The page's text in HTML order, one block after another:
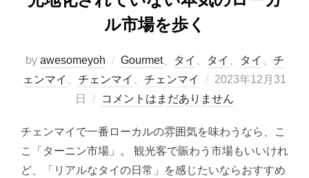
ル市場を歩く
by awesomeyoh Gourmet、 タイ タイ タイ
チ
ェンマイ
チェンマイ チェンマイ
投
稿
2023年12月31
日
コメントはまだありません
チェンマイで一番ローカルの雰囲気を味わうなら、こ
こ「ターニン市場」。 観光客で賑わう市場もいいけれ
ど、「リアルなタイの日常」を感じたいならおすすめ